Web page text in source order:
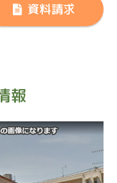
資料請求
報